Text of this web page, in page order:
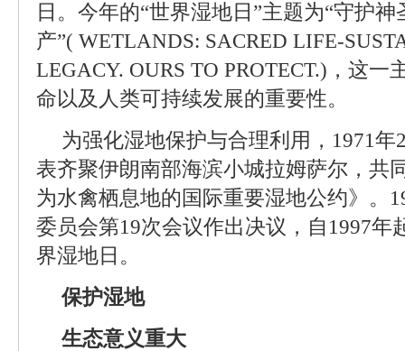
日。今年的“世界湿地日”主题为“守护
产”( WETLANDS: SACRED LIFE-
LEGACY. OURS TO PROTECT.)，这
命以及人类可持续发展的重要性。
为强化湿地保护与合理利用，1971年
表齐聚伊朗南部海滨小城拉姆萨尔，共
为水禽栖息地的国际重要湿地公约》。
委员会第19次会议作出决议，自1997年
界湿地日。
保护湿地
生态意义重大